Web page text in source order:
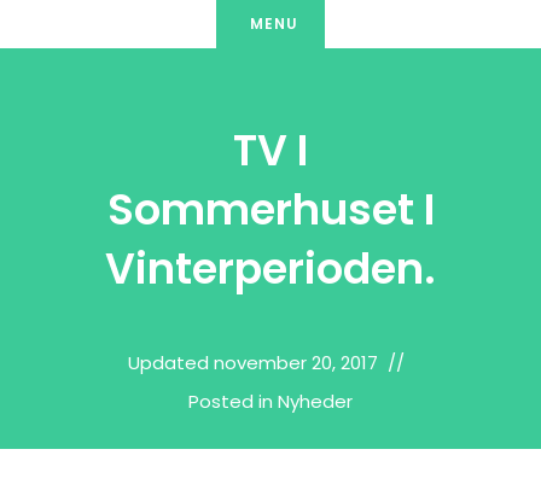
to
MENU
TV I
Sommerhuset I
Vinterperioden.
Updated november 20, 2017
Posted in Nyheder